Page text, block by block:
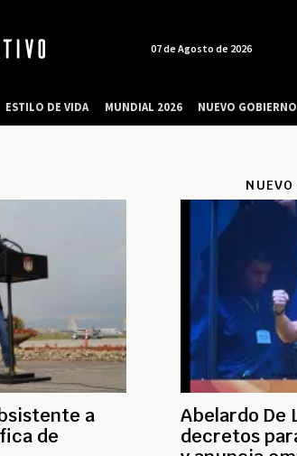
a
de
Abelardo De
decretos
07 de Agosto de 2026
ESTILO DE VIDA MUNDIAL 2026 NUEVO GOBIERNO